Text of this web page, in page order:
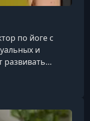
по йоге с
и
развивать
внутренний
уровень